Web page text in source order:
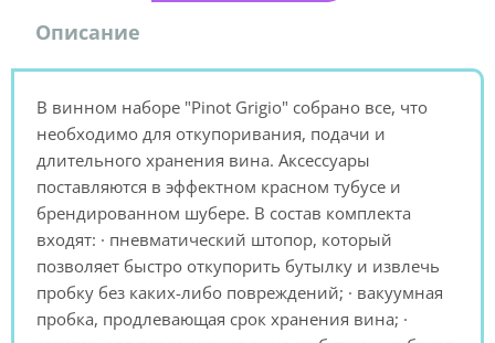
Описание
В винном наборе "Pinot Grigio" собрано все, что
необходимо для откупоривания, подачи и
длительного хранения вина. Аксессуары
поставляются в эффектном красном тубусе и
брендированном шубере. В состав комплекта
входят: · пневматический штопор, который
позволяет быстро откупорить бутылку и извлечь
пробку без каких-либо повреждений; · вакуумная
пробка, продлевающая срок хранения вина; ·